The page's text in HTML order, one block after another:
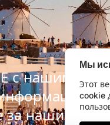
с нашим
за нашими
Мы
Этот
cookie